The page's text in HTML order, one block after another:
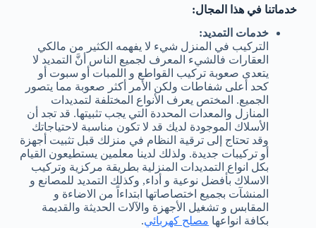
خدماتنا في هذا المجال:
خدمات التمديد:
التركيب في المنزل شيء لا يفهمه الكثير من مالكي
العقارات فالشيء المعرف لجميع الناس أنَّ التمديد لا
يتعدى صعوبة تركيب القواطع و اللمبات أو سبوت أو
كحد أعلى شفاطات ولكن الأمر أكثر صعوبة مما يتصور
الجميع. المختص يعرف الأنواع المختلفة لتمديدات
المنازل والمعدات المحددة التي يجب تثبيتها. قد تجد أن
الأسلاك الموجودة لديك قد لا تكون مناسبة لاحتياجاتك
وقد تحتاج إلى ترقية النظام في منزلك قبل تثبيت أجهزة
أو تركيبات جديدة. ولذلك لدينا معلمين يستطيعون القيام
بكل انواع التمديدات المنزلية بطريقة مركزية وتركيب
الاسلاك بأفضل نوعية و أداء, وكذلك التمديد للمصانع و
المنشآت بجميع اختصاصاتها ابتداءاً من الاضاءة و
المقابس و تشغيل الأجهزة والآلات الحديثة والقديمة
بكافة انواعها مصلح كهربائي.